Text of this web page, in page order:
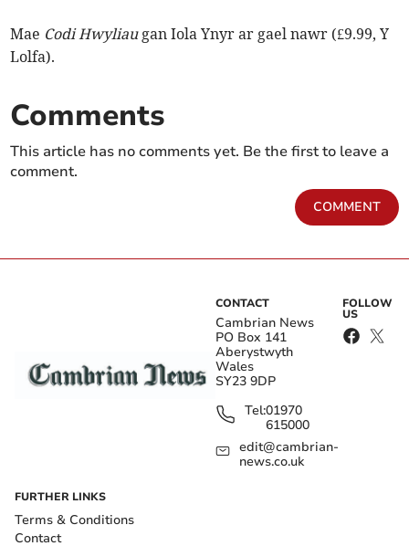
Mae Codi Hwyliau gan Iola Ynyr ar gael nawr (£9.99, Y
Lolfa).
Comments
This article has no comments yet. Be the first to leave a
comment.
COMMENT
CONTACT
Cambrian News
PO Box 141
Aberystwyth
Wales
SY23 9DP
Tel:01970
615000
edit@cambrian-
news.co.uk
FOLLOW
US
FURTHER LINKS
Terms & Conditions
Contact